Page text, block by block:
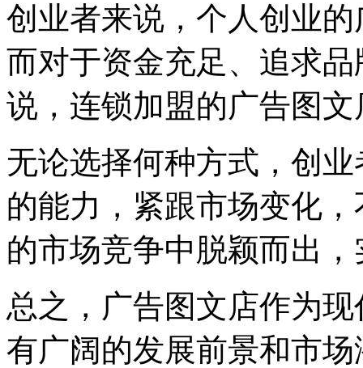
创业者来说，个人创业
而对于资金充足、追求
说，连锁加盟的广告图
无论选择何种方式，创
的能力，紧跟市场变化
的市场竞争中脱颖而出
总之，广告图文店作为
有广阔的发展前景和市